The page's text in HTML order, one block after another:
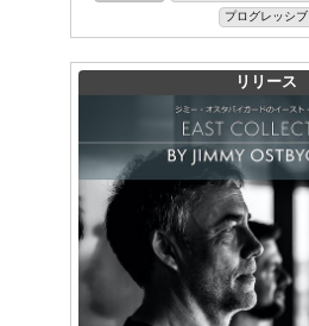
プログレッシブ
リリース